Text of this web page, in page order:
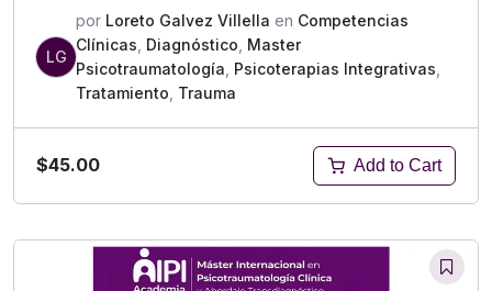
LG
por Loreto Galvez Villella en Competencias
Clínicas Diagnóstico Master
Psicotraumatología Psicoterapias Integrativas
Tratamiento Trauma
$45.00 Add to Cart